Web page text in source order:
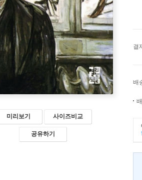
미리보기 사이즈비교
공유하기
결
배